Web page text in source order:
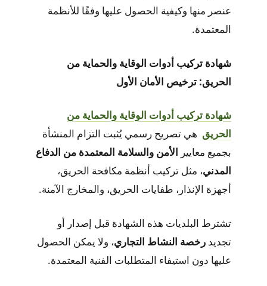
عنصر منها وكيفية الحصول عليها وفقًا للأنظمة
المعتمدة.
شهادة تركيب أدوات الوقاية والحماية من
الحريق: ترخيص الأمان الأول
شهادة تركيب أدوات الوقاية والحماية من
الحريق هي تصريح رسمي يُثبت التزام المنشأة
بجميع معايير الأمن والسلامة المعتمدة من الدفاع
المدني، مثل تركيب أنظمة مكافحة الحريق،
أجهزة الإنذار، طفايات الحريق، والمخارج الآمنة.
تشترط البلديات هذه الشهادة قبل إصدار أو
تجديد رخصة النشاط التجاري، ولا يمكن الحصول
عليها دون استيفاء المتطلبات الفنية المعتمدة.